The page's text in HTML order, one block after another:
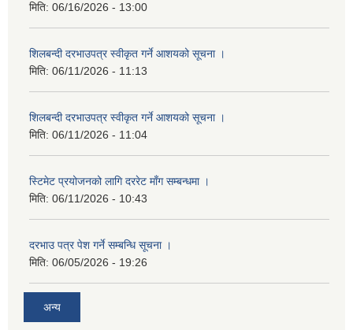
मिति: 06/16/2026 - 13:00
शिलबन्दी दरभाउपत्र स्वीकृत गर्ने आशयको सूचना ।
मिति: 06/11/2026 - 11:13
शिलबन्दी दरभाउपत्र स्वीकृत गर्ने आशयको सूचना ।
मिति: 06/11/2026 - 11:04
स्टिमेट प्रयोजनको लागि दररेट माँग सम्बन्धमा ।
मिति: 06/11/2026 - 10:43
दरभाउ पत्र पेश गर्ने सम्बन्धि सूचना ।
मिति: 06/05/2026 - 19:26
अन्य